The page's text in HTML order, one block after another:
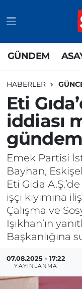
GÜNDEM
HABERLER
Eti
iddiası
Emek Partisi
Bayhan,
Eti Gıda
işçi kıyımına
Çalışma ve
Işıkhan’ın
Başkanlığına
07.08.2025 - 17:22
YAYINLANMA
SPOR
EKONOMİ
SİYASET
RESMİ İLAN
SİYASET
SPOR
EKONOMİ
EĞİTİM
SAĞLIK
TEKNOLOJİ
BÖLGE
YAŞAM
Odunpazarı
TFF 3.Lig
Tüm
Son Dakika
Haber Arşivi